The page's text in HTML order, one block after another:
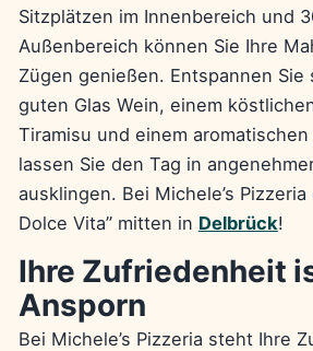
Sitzplätzen im Innenbereich und
Außenbereich können Sie Ihre
Zügen genießen. Entspannen Sie
guten Glas Wein, einem
Tiramisu und einem
lassen Sie den Tag in
ausklingen. Bei Michele’s Pizzeria
Dolce Vita” mitten in Delbrück!
Ihre Zufriedenheit
Ansporn
Bei Michele’s Pizzeria steht Ihre